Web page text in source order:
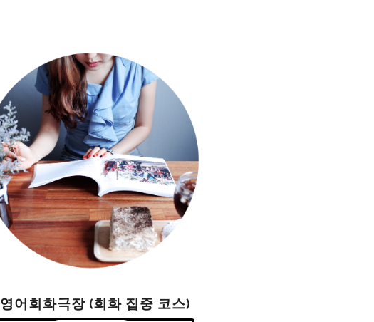
영어회화극장 (회화 집중 코스)